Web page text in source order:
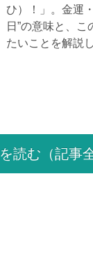
ひ）！」。金運
日”の意味と、
たいことを解説
読む（記事